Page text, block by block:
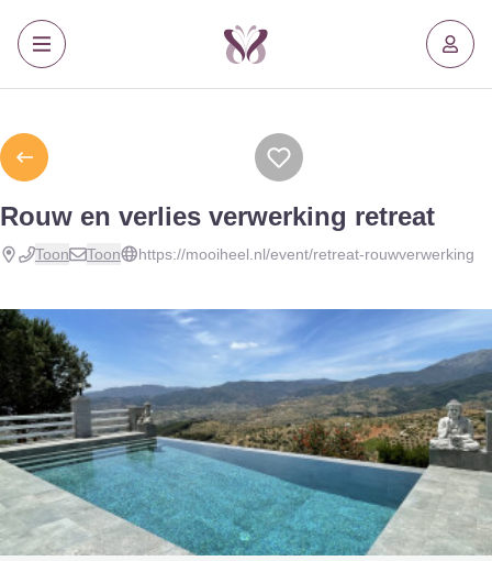
Rouw en verlies verwerking retreat
Toon Toon https://mooiheel.nl/event/retreat-rouwverwerking